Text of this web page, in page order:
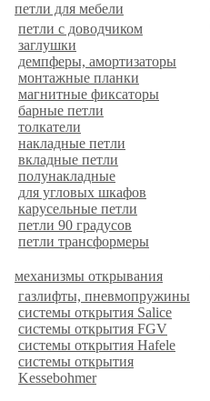
петли для мебели
петли с доводчиком
заглушки
демпферы, амортизаторы
монтажные планки
магнитные фиксаторы
барные петли
толкатели
накладные петли
вкладные петли
полунакладные
для угловых шкафов
карусельные петли
петли 90 градусов
петли трансформеры
механизмы открывания
газлифты, пневмопружины
системы открытия Salice
системы открытия FGV
системы открытия Hafele
системы открытия
Kessebohmer